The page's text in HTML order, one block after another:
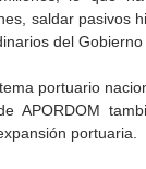
saldar pasivos
del Gobierno
portuario
APORDOM
portuaria.